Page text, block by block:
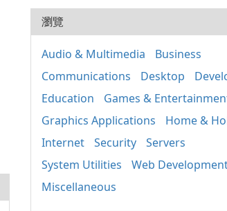
瀏覽
Audio & Multimedia
Business
Communications
Desktop
Education
Games &
Graphics Applications
Home &
Internet
Security
Servers
System Utilities
Web
Miscellaneous